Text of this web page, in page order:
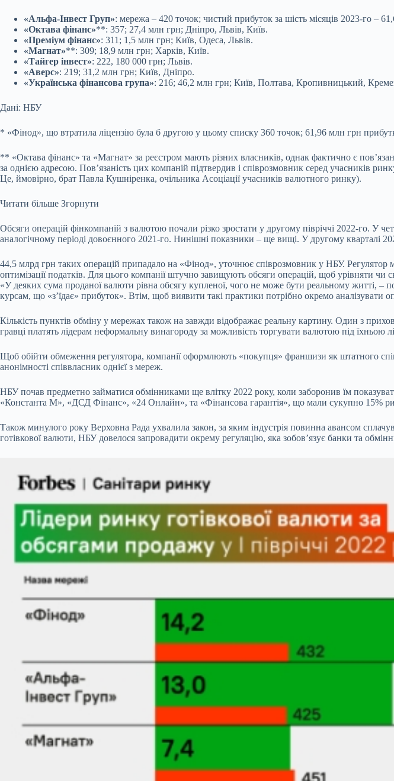
«Альфа-Інвест Груп»: мережа – 420 точок; чистий прибуток за шість місяців 2023-го –
«Октава фінанс»**: 357; 27,4 млн грн; Дніпро, Львів, Київ.
«Преміум фінанс»: 311; 1,5 млн грн; Київ, Одеса, Львів.
«Магнат»**: 309; 18,9 млн грн; Харків, Київ.
«Тайгер інвест»: 222, 180 000 грн; Львів.
«Аверс»: 219; 31,2 млн грн; Київ, Дніпро.
«Українська фінансова група»: 216; 46,2 млн грн; Київ, Полтава, Кропивницький,
Дані: НБУ
* «Фінод», що втратила ліцензію була б другою у цьому списку 360 точок; 61,96 млн грн
** «Октава фінанс» та «Магнат» за реєстром мають різних власників, однак фактично є
за однією адресою. Пов’язаність цих компаній підтвердив і співрозмовник серед учасників
Це, ймовірно, брат Павла Кушніренка, очільника Асоціації учасників валютного ринку).
Читати більше Згорнути
Обсяги операцій фінкомпаній з валютою почали різко зростати у другому півріччі 2022-го.
аналогічному періоді довоєнного 2021-го. Нинішні показники – ще вищі. У другому кварталі
44,5 млрд грн таких операцій припадало на «Фінод», уточнює співрозмовник у НБУ. Регулятор
оптимізації податків. Для цього компанії штучно завищують обсяги операцій, щоб урівняти
«У деяких сума проданої валюти рівна обсягу купленої, чого не може бути реальному житті,
курсам, що «зʼїдає» прибуток». Втім, щоб виявити такі практики потрібно окремо аналізувати
Кількість пунктів обміну у мережах також на завжди відображає реальну картину. Один з
гравці платять лідерам неформальну винагороду за можливість торгувати валютою під їхньою
Щоб обійти обмеження регулятора, компанії оформлюють «покупця» франшизи як штатного
анонімності співвласник однієї з мереж.
НБУ почав предметно займатися обмінниками ще влітку 2022 року, коли заборонив їм
«Константа М», «ДСД Фінанс», «24 Онлайн», та «Фінансова гарантія», що мали сукупно 15%
Також минулого року Верховна Рада ухвалила закон, за яким індустрія повинна авансом
готівкової валюти, НБУ довелося запровадити окрему регуляцію, яка зобовʼязує банки та